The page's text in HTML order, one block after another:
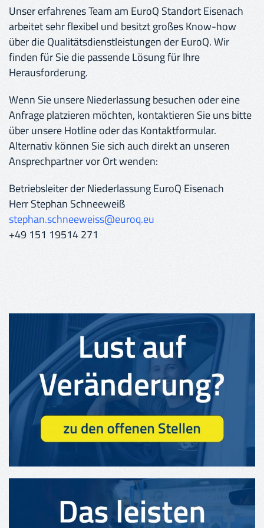
Unser erfahrenes Team am EuroQ Standort Eisenach
arbeitet sehr flexibel und besitzt großes Know-how
über die Qualitätsdienstleistungen der EuroQ. Wir
finden für Sie die passende Lösung für Ihre
Herausforderung.
Wenn Sie unsere Niederlassung besuchen oder eine
Anfrage platzieren möchten, kontaktieren Sie uns bitte
über unsere Hotline oder das Kontaktformular.
Alternativ können Sie sich auch direkt an unseren
Ansprechpartner vor Ort wenden:
Betriebsleiter der Niederlassung EuroQ Eisenach
Herr Stephan Schneeweiß
stephan.schneeweiss@euroq.eu
+49 151 19514 271